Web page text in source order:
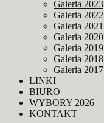
Galeria 2023
Galeria 2022
Galeria 2021
Galeria 2020
Galeria 2019
Galeria 2018
Galeria 2017
LINKI
BIURO
WYBORY 2026
KONTAKT